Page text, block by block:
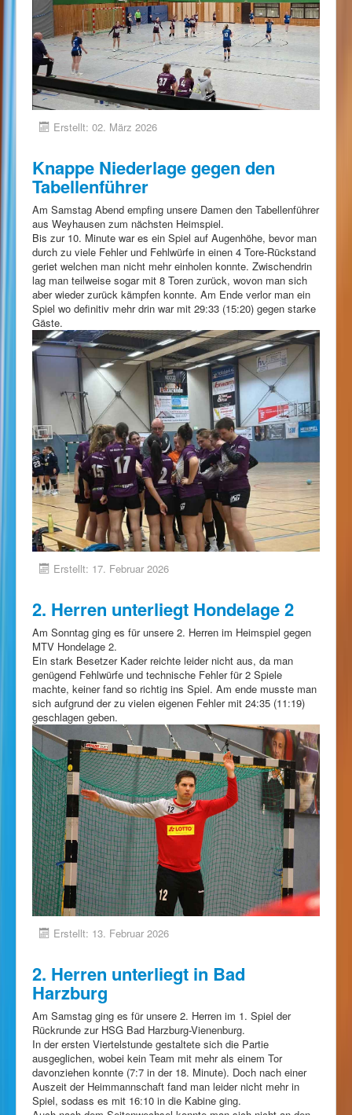
Erstellt: 02. März 2026
Knappe Niederlage gegen den
Tabellenführer
Am Samstag Abend empfing unsere Damen den Tabellenführer
aus Weyhausen zum nächsten Heimspiel.
Bis zur 10. Minute war es ein Spiel auf Augenhöhe, bevor man
durch zu viele Fehler und Fehlwürfe in einen 4 Tore-Rückstand
geriet welchen man nicht mehr einholen konnte. Zwischendrin
lag man teilweise sogar mit 8 Toren zurück, wovon man sich
aber wieder zurück kämpfen konnte. Am Ende verlor man ein
Spiel wo definitiv mehr drin war mit 29:33 (15:20) gegen starke
Gäste.
Erstellt: 17. Februar 2026
2. Herren unterliegt Hondelage 2
Am Sonntag ging es für unsere 2. Herren im Heimspiel gegen
MTV Hondelage 2.
Ein stark Besetzer Kader reichte leider nicht aus, da man
genügend Fehlwürfe und technische Fehler für 2 Spiele
machte, keiner fand so richtig ins Spiel. Am ende musste man
sich aufgrund der zu vielen eigenen Fehler mit 24:35 (11:19)
geschlagen geben.
Erstellt: 13. Februar 2026
2. Herren unterliegt in Bad
Harzburg
Am Samstag ging es für unsere 2. Herren im 1. Spiel der
Rückrunde zur HSG Bad Harzburg-Vienenburg.
In der ersten Viertelstunde gestaltete sich die Partie
ausgeglichen, wobei kein Team mit mehr als einem Tor
davonziehen konnte (7:7 in der 18. Minute). Doch nach einer
Auszeit der Heimmannschaft fand man leider nicht mehr in
Spiel, sodass es mit 16:10 in die Kabine ging.